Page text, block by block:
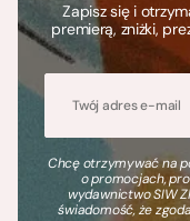
Zapisz się i
premierą, zniżki,
Chcę otrzymywać na
o promocjach,
wydawnictwo SIW
świadomość, że